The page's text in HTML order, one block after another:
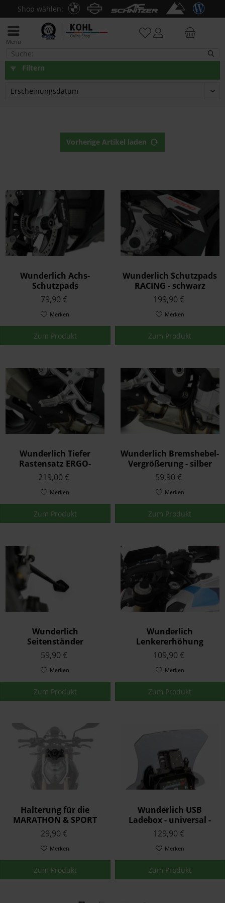
Shop wählen:
Menü
S 1000 R
Filtern
Vorherige Artikel laden
Wunderlich Achs-
Schutzpads
DOUBLESHOCK - vorne -
schwarz
79,90 €
Merken
Zum Produkt
Wunderlich Schutzpads
RACING - schwarz
199,90 €
Merken
Zum Produkt
Wunderlich Tiefer
Rastensatz ERGO-
COMFORT - silber
219,00 €
Merken
Zum Produkt
Wunderlich Bremshebel-
Vergrößerung - silber
59,90 €
Merken
Zum Produkt
Wunderlich
Seitenständer
Auflagevergrößerung -
schwarz
59,90 €
Merken
Zum Produkt
Wunderlich
Lenkererhöhung
SPORTERGO - 25mm -
schwarz
109,90 €
Merken
Zum Produkt
Halterung für die
MARATHON & SPORT
Verkleidungsscheibe -
schwarz
29,90 €
Merken
Zum Produkt
Wunderlich USB
Ladebox - universal -
schwarz
129,90 €
Merken
Zum Produkt